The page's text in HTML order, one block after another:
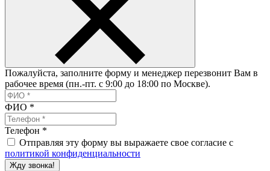
Пожалуйста, заполните форму и менеджер перезвонит Вам в
рабочее время (пн.-пт. с 9:00 до 18:00 по Москве).
ФИО *
Телефон *
Отправляя эту форму вы выражаете свое согласие с
политикой конфиденциальности
Жду звонка!